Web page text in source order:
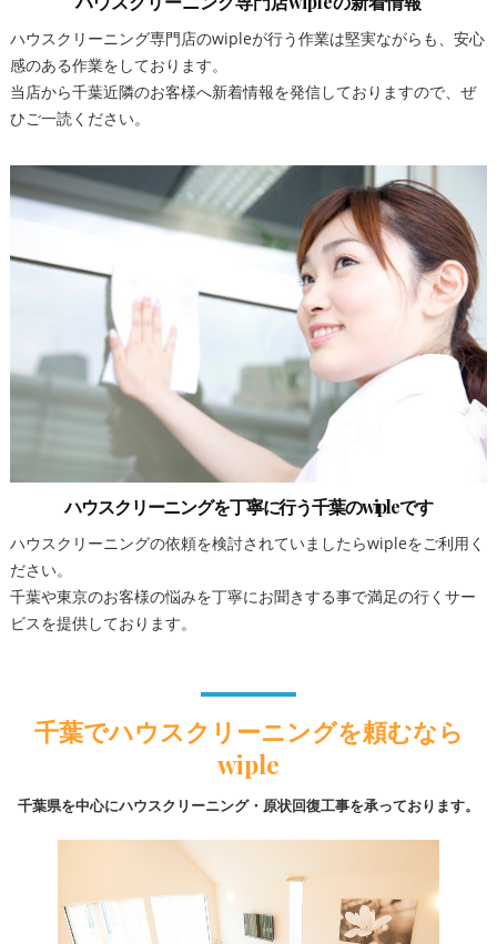
ハウスクリーニング専門店のwipleが行う作業は堅実ながらも、安心
感のある作業をしております。
当店から千葉近隣のお客様へ新着情報を発信しておりますので、ぜ
ひご一読ください。
ハウスクリーニングを丁寧に行う千葉のwipleです
ハウスクリーニングの依頼を検討されていましたらwipleをご利用く
ださい。
千葉や東京のお客様の悩みを丁寧にお聞きする事で満足の行くサー
ビスを提供しております。
千葉でハウスクリーニングを頼むなら
wiple
千葉県を中心にハウスクリーニング・原状回復工事を承っております。